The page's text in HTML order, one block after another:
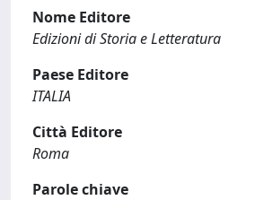
Nome Editore
Edizioni di Storia e Letteratura
Paese Editore
ITALIA
Città Editore
Roma
Parole chiave